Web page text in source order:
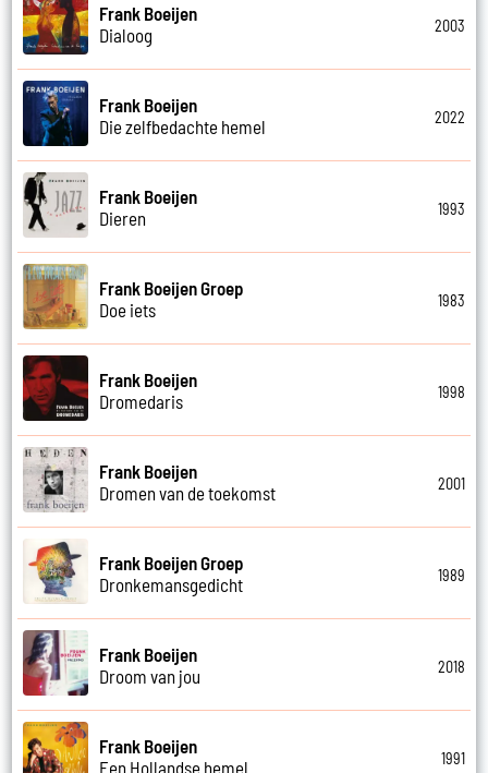
Frank Boeijen
Dialoog
2003
Frank Boeijen
Die zelfbedachte hemel
2022
Frank Boeijen
Dieren
1993
Frank Boeijen Groep
Doe iets
1983
Frank Boeijen
Dromedaris
1998
Frank Boeijen
Dromen van de toekomst
2001
Frank Boeijen Groep
Dronkemansgedicht
1989
Frank Boeijen
Droom van jou
2018
Frank Boeijen
Een Hollandse hemel
1991